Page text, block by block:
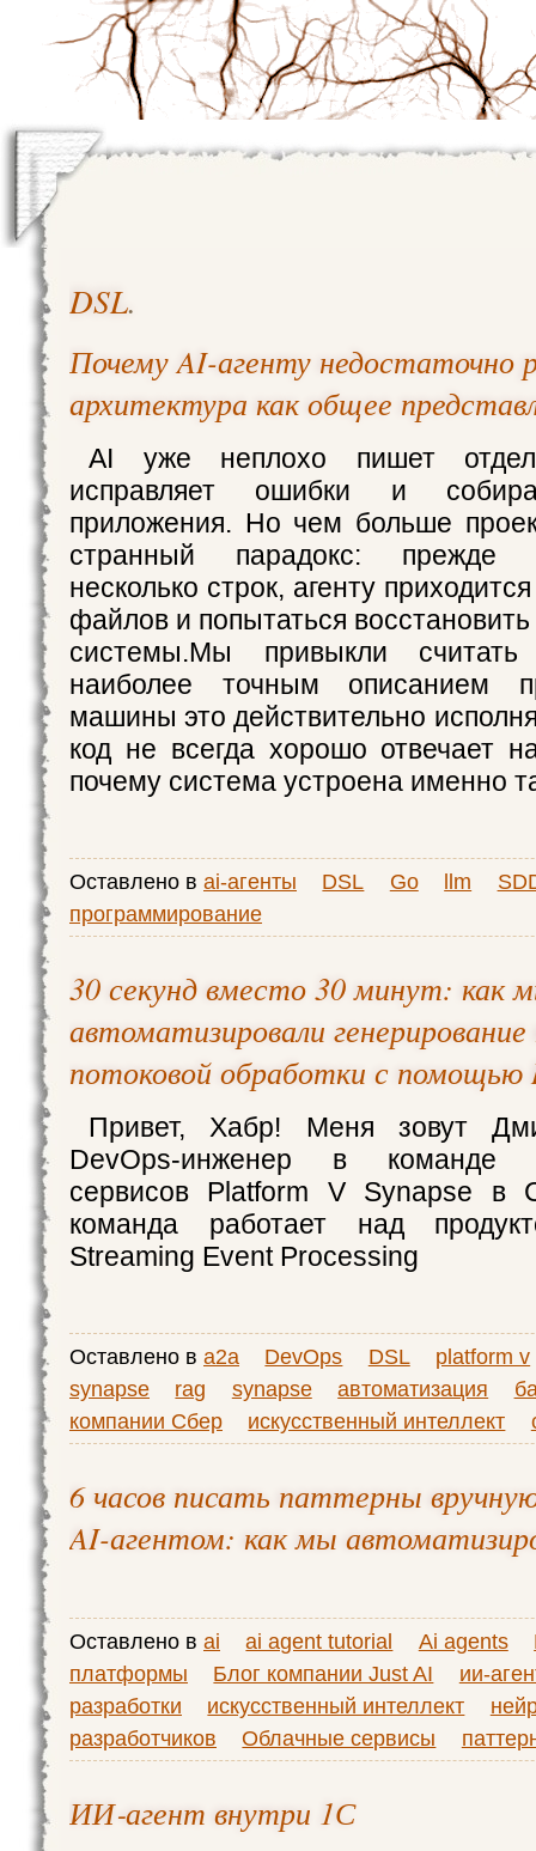
DSL.
Почему AI-агенту недостаточно
архитектура как общее
AI уже неплохо пишет
исправляет ошибки и
приложения. Но чем больше
странный парадокс: прежде
несколько строк, агенту
файлов и попытаться
системы.Мы привыкли
наиболее точным описанием
машины это действительно
код не всегда хорошо отвечает
почему система устроена именно
Оставлено в ai-агенты DSL Go llm
программирование
30 секунд вместо 30 минут: как
автоматизировали
потоковой обработки с помощью
Привет, Хабр! Меня зовут
DevOps-инженер в команде
сервисов Platform V Synapse в
команда работает над
Streaming Event Processing
Оставлено в a2a DevOps DSL
platform v
synapse
rag synapse автоматизация
компании Сбер
искусственный интеллект
6 часов писать паттерны
AI-агентом: как мы
Оставлено в ai ai agent tutorial Ai agents
платформы
Блог компании Just AI
ии-
разработки
искусственный интеллект
разработчиков
Облачные сервисы
ИИ‑агент внутри 1С